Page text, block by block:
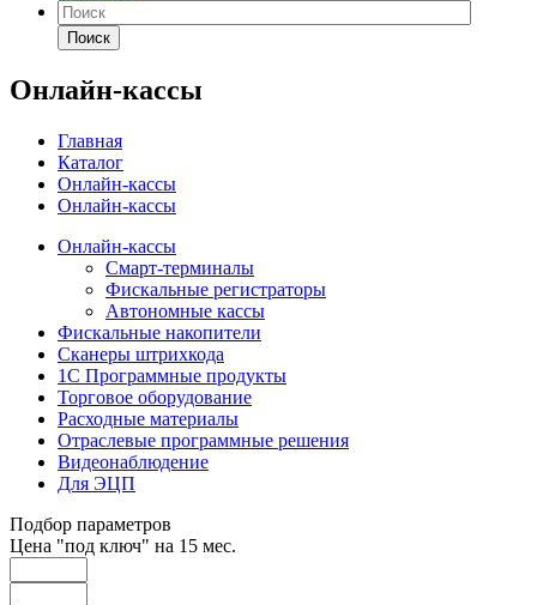
Поиск
Онлайн-кассы
Главная
Каталог
Онлайн-кассы
Онлайн-кассы
Онлайн-кассы
Смарт-терминалы
Фискальные регистраторы
Автономные кассы
Фискальные накопители
Сканеры штрихкода
1С Программные продукты
Торговое оборудование
Расходные материалы
Отраслевые программные решения
Видеонаблюдение
Для ЭЦП
Подбор параметров
Цена "под ключ" на 15 мес.